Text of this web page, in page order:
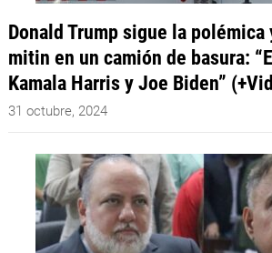
Donald Trump sigue la polémica
mitin en un camión de basura:
Kamala Harris y Joe Biden”
31 octubre, 2024